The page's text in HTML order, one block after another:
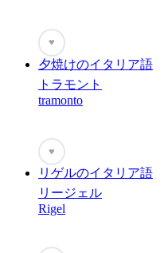
♥
夕焼けのイタリア語
トラモント
tramonto
♥
リゲルのイタリア語
リージェル
Rigel